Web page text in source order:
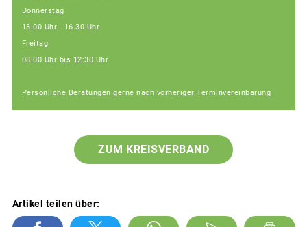
Donnerstag
13:00 Uhr - 16.30 Uhr
Freitag
08:00 Uhr bis 12:30 Uhr
Persönliche Beratungen gerne nach vorheriger Terminvereinbarung
ZUM KREISVERBAND
Artikel teilen über: